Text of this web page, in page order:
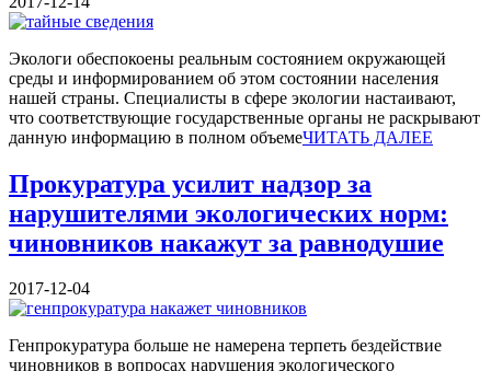
Экологи обеспокоены реальным состоянием окружающей
среды и информированием об этом состоянии населения
нашей страны. Специалисты в сфере экологии настаивают,
что соответствующие государственные органы не раскрывают
данную информацию в полном объемеЧИТАТЬ ДАЛЕЕ
Прокуратура усилит надзор за
нарушителями экологических норм:
чиновников накажут за равнодушие
2017-12-04
Генпрокуратура больше не намерена терпеть бездействие
чиновников в вопросах нарушения экологического